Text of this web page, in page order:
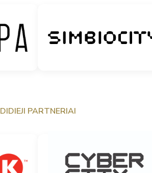
DIDIEJI PARTNERIAI